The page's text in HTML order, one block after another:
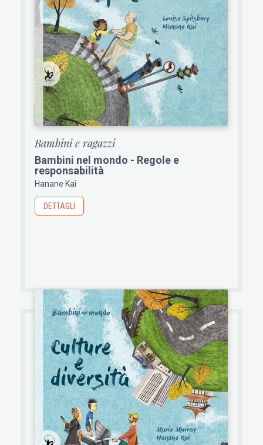
Bambini e ragazzi
Bambini nel mondo - Regole e
responsabilità
Hanane Kai
DETTAGLI